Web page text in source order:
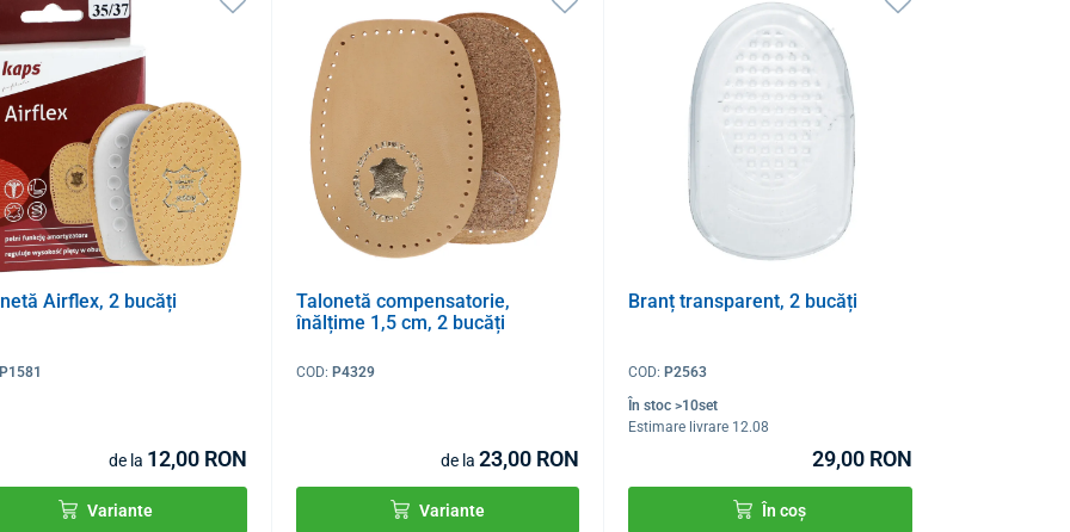
Airflex, 2 bucăți
P1581
de la 12,00 RON
Variante
Talonetă compensatorie,
înălțime 1,5 cm, 2 bucăți
COD: P4329
de la 23,00 RON
Variante
Branț transparent, 2 bucăți
COD: P2563
În stoc >10set
Estimare livrare 12.08
29,00 RON
În coș